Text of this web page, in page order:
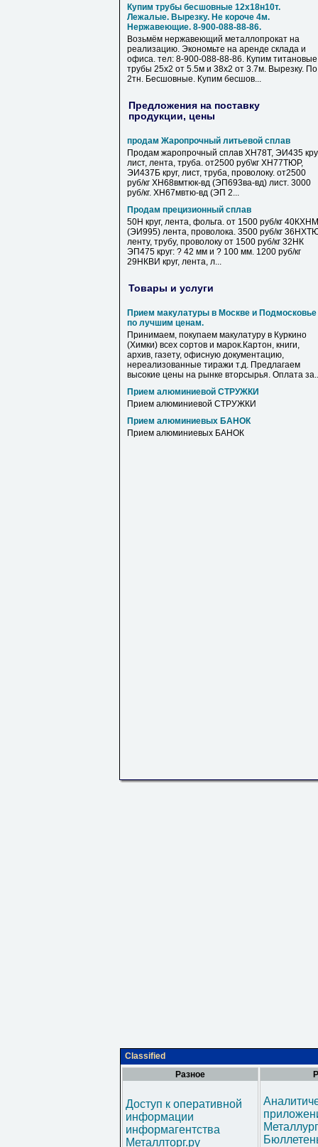
Купим трубы бесшовные 12х18н10т.
Лежалые. Вырезку. Не короче 4м.
Нержавеющие. 8-900-088-88-86.
Возьмём нержавеющий металлопрокат на
реализацию. Экономьте на аренде склада и
офиса. тел: 8-900-088-88-86. Купим титановые
трубы 25х2 от 5.5м и 38х2 от 3.7м. Вырезку. По
2тн. Бесшовные. Купим бесшов...
Предложения на поставку
продукции, цены
продам Жаропрочный литьевой сплав
Продам жаропрочный сплав ХН78Т, ЭИ435
лист, лента, труба. от2500 руб\кг ХН77ТЮР,
ЭИ437Б круг, лист, труба, проволоку. от2500
руб/кг ХН68вмтюк-вд (ЭП693ва-вд) лист. 3000
руб/кг. ХН67мвтю-вд (ЭП 2...
Продам прецизионный сплав
50Н круг, лента, фольга. от 1500 руб/кг 40КХНМ
(ЭИ995) лента, проволока. 3500 руб/кг
ленту, трубу, проволоку от 1500 руб/кг 32НК
ЭП475 круг: ? 42 мм и ? 100 мм. 1200 руб/кг
29НКВИ круг, лента, л...
Товары и услуги
Прием макулатуры в Москве и Подмосковье
по лучшим ценам.
Принимаем, покупаем макулатуру в Куркино
(Химки) всех сортов и марок.Картон, книги,
архив, газету, офисную документацию,
нереализованные тиражи т.д. Предлагаем
высокие цены на рынке вторсырья. Оплата
Прием алюминиевой СТРУЖКИ
Прием алюминиевой СТРУЖКИ
Прием алюминиевых БАНОК
Прием алюминиевых БАНОК
Classified
Разное
Доступ к оперативной
информации
информагентства
Металлторг.ру